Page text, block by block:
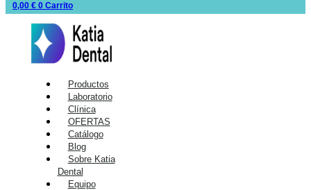
0,00 € 0 Carrito
Productos
Laboratorio
Clínica
OFERTAS
Catálogo
Blog
Sobre Katia
Dental
Equipo